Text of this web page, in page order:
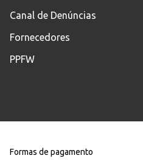
Canal de Denúncias
Fornecedores
PPFW
Formas de pagamento